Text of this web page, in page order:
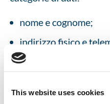
This website uses cookies
nome e cognome;
indirizzo fisico e
telefono mobile;
alla taglia necessaria